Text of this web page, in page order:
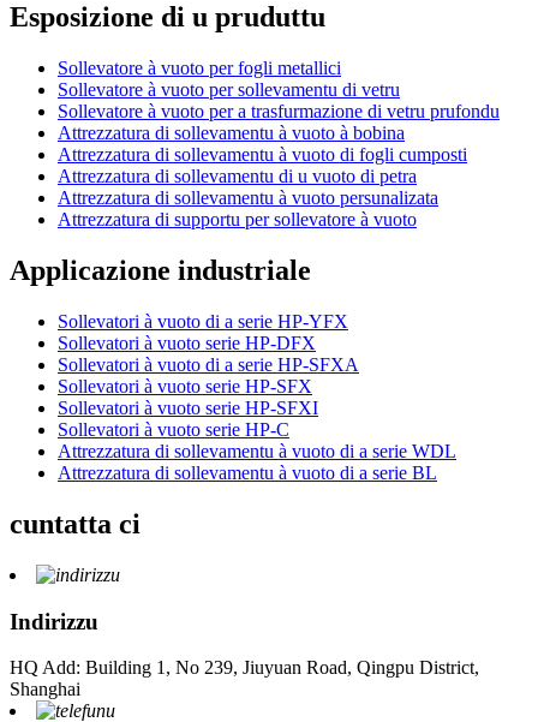
Esposizione di u pruduttu
Sollevatore à vuoto per fogli metallici
Sollevatore à vuoto per sollevamentu di vetru
Sollevatore à vuoto per a trasfurmazione di vetru prufondu
Attrezzatura di sollevamentu à vuoto à bobina
Attrezzatura di sollevamentu à vuoto di fogli cumposti
Attrezzatura di sollevamentu di u vuoto di petra
Attrezzatura di sollevamentu à vuoto persunalizata
Attrezzatura di supportu per sollevatore à vuoto
Applicazione industriale
Sollevatori à vuoto di a serie HP-YFX
Sollevatori à vuoto serie HP-DFX
Sollevatori à vuoto di a serie HP-SFXA
Sollevatori à vuoto serie HP-SFX
Sollevatori à vuoto serie HP-SFXI
Sollevatori à vuoto serie HP-C
Attrezzatura di sollevamentu à vuoto di a serie WDL
Attrezzatura di sollevamentu à vuoto di a serie BL
cuntatta ci
Indirizzu
HQ Add: Building 1, No 239, Jiuyuan Road, Qingpu District,
Shanghai